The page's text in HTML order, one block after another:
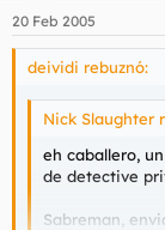
20 Feb 2005
deividi rebuznó:
Nick Slaughter
eh caballero,
de detective
Sabreman,